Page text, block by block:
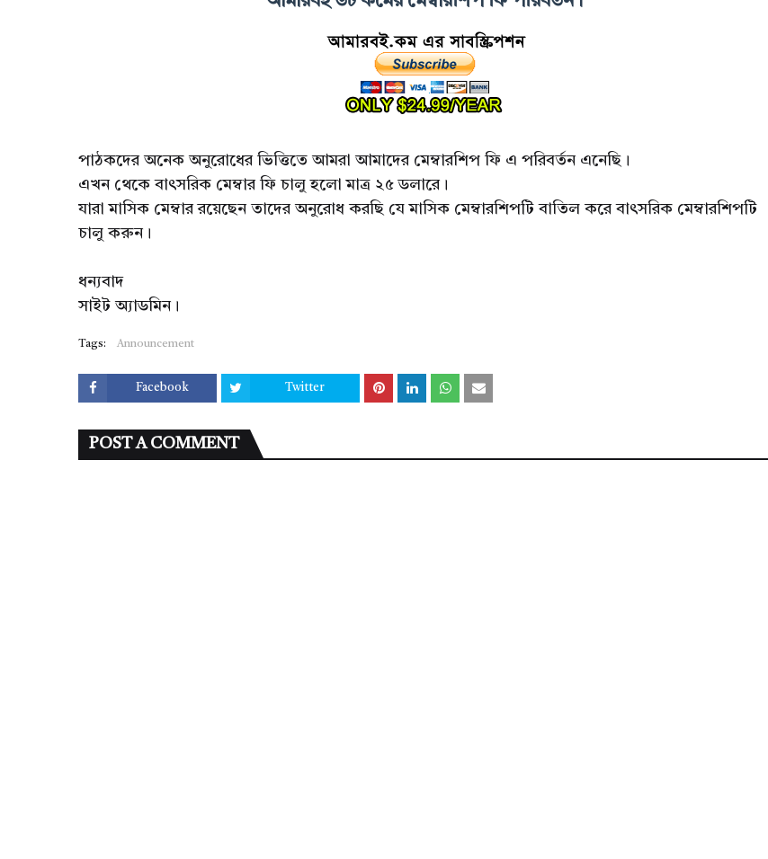
পাঠকদের অনেক অনুরোধের ভিত্তিতে আমরা আমাদের মেম্বারশিপ ফি এ পরিবর্তন এনেছি।
এখন থেকে বাৎসরিক মেম্বার ফি চালু হলো মাত্র ২৫ ডলারে।
যারা মাসিক মেম্বার রয়েছেন তাদের অনুরোধ করছি যে মাসিক মেম্বারশিপটি বাতিল করে বাৎসরিক মেম্বারশিপটি
চালু করুন।
ধন্যবাদ
সাইট অ্যাডমিন।
Tags: Announcement
Facebook Twitter
POST A COMMENT